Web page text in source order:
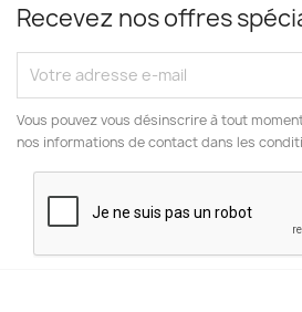
Recevez nos offres
Vous pouvez vous désinscrire à tout
nos informations de contact dans les